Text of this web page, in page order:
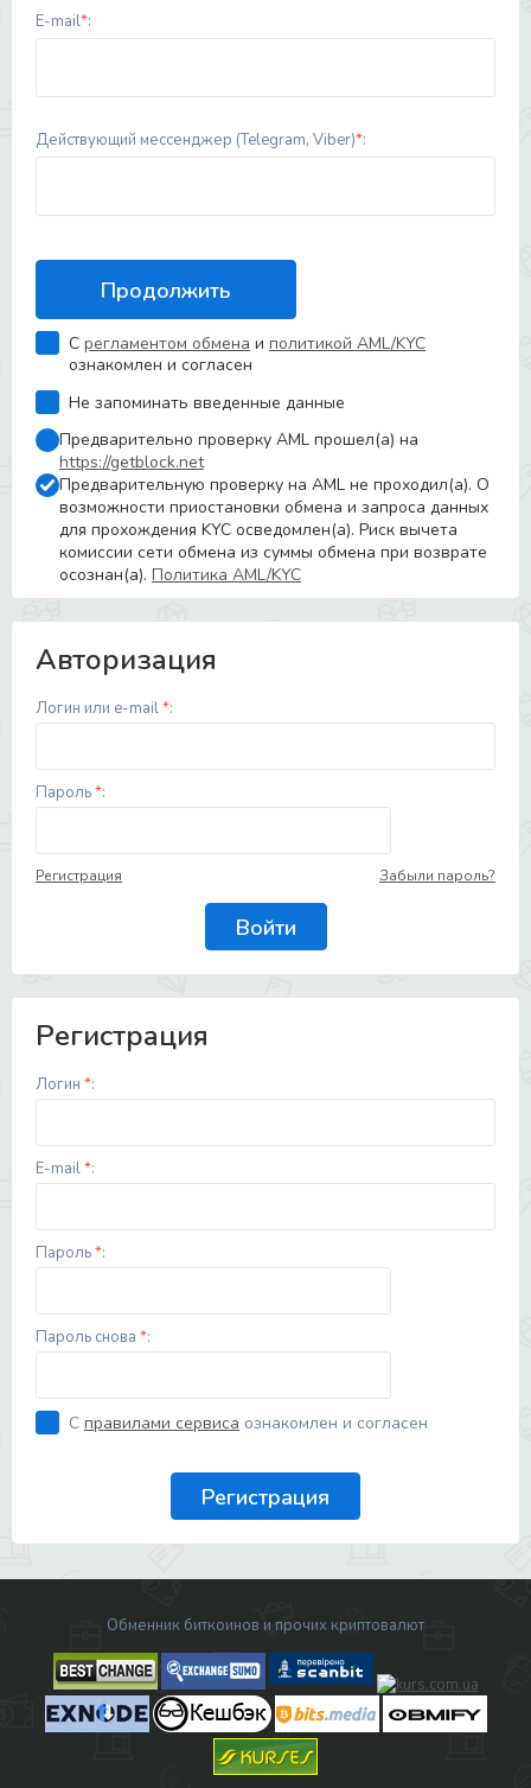
E-mail*:
Действующий мессенджер (Telegram, Viber)*:
С регламентом обмена и политикой AML/KYC
ознакомлен и согласен
Не запоминать введенные данные
Предварительно проверку AML прошел(а) на
https://getblock.net
Предварительную проверку на AML не проходил(а). О
возможности приостановки обмена и запроса данных
для прохождения KYC осведомлен(а). Риск вычета
комиссии сети обмена из суммы обмена при возврате
осознан(а). Политика AML/KYC
Авторизация
Логин или e-mail*:
Пароль*:
Регистрация Забыли пароль?
Регистрация
Логин *:
E-mail*:
Пароль*:
Пароль снова *:
С правилами сервиса ознакомлен и согласен
Обменник биткоинов и прочих криптовалют